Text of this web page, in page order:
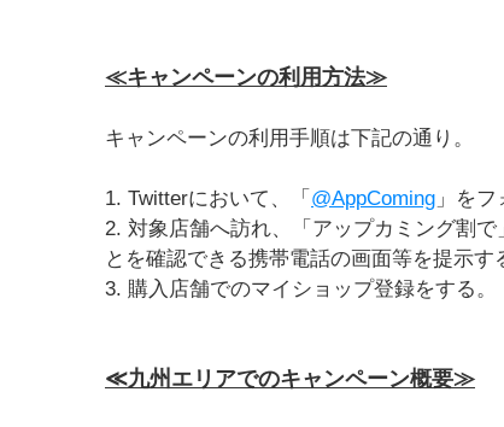
≪キャンペーンの利用方法≫
キャンペーンの利用手順は下記の通り。
1. Twitterにおいて、「 @AppComing 」をフ
2. 対象店舗へ訪れ、「アップカミング割で
とを確認できる携帯電話の画面等を提示す
3. 購入店舗でのマイショップ登録をする。
≪九州エリアでのキャンペーン概要≫